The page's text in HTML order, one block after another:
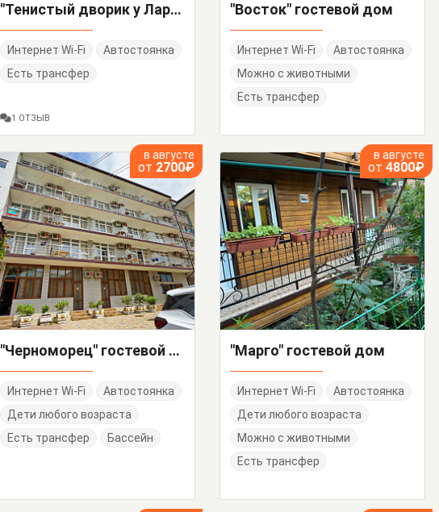
"Тенистый дворик у Ларисы" частный сектор
Интернет Wi-Fi
Автостоянка
Есть трансфер
1 ОТЗЫВ
"Восток" гостевой дом
Интернет Wi-Fi
Автостоянка
Можно с животными
Есть трансфер
в августе
от 2700₽
"Черноморец" гостевой дом
Интернет Wi-Fi
Автостоянка
Дети любого возраста
Есть трансфер
Бассейн
в августе
от 4800₽
"Марго" гостевой дом
Интернет Wi-Fi
Автостоянка
Дети любого возраста
Можно с животными
Есть трансфер